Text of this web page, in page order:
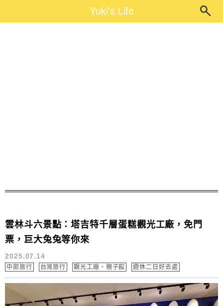
Yuki's LifeYuki's Life
雲林斗六景點：塔吉特千層蛋糕觀光工廠，免門
票，巨大兔兔等你來
2025.07.14
中部旅行 台灣旅行 觀光工廠、親子館 週休二日好去處